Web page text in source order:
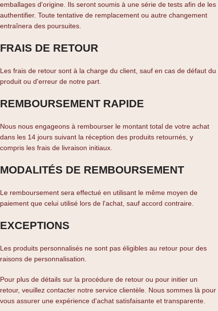
emballages d'origine. Ils seront soumis à une série de tests afin de les
authentifier. Toute tentative de remplacement ou autre changement
entraînera des poursuites.
FRAIS DE RETOUR
Les frais de retour sont à la charge du client, sauf en cas de défaut du
produit ou d'erreur de notre part.
REMBOURSEMENT RAPIDE
Nous nous engageons à rembourser le montant total de votre achat
dans les 14 jours suivant la réception des produits retournés, y
compris les frais de livraison initiaux.
MODALITÉS DE REMBOURSEMENT
Le remboursement sera effectué en utilisant le même moyen de
paiement que celui utilisé lors de l'achat, sauf accord contraire.
EXCEPTIONS
Les produits personnalisés ne sont pas éligibles au retour pour des
raisons de personnalisation.
Pour plus de détails sur la procédure de retour ou pour initier un
retour, veuillez contacter notre service clientèle. Nous sommes là pour
vous assurer une expérience d'achat satisfaisante et transparente.